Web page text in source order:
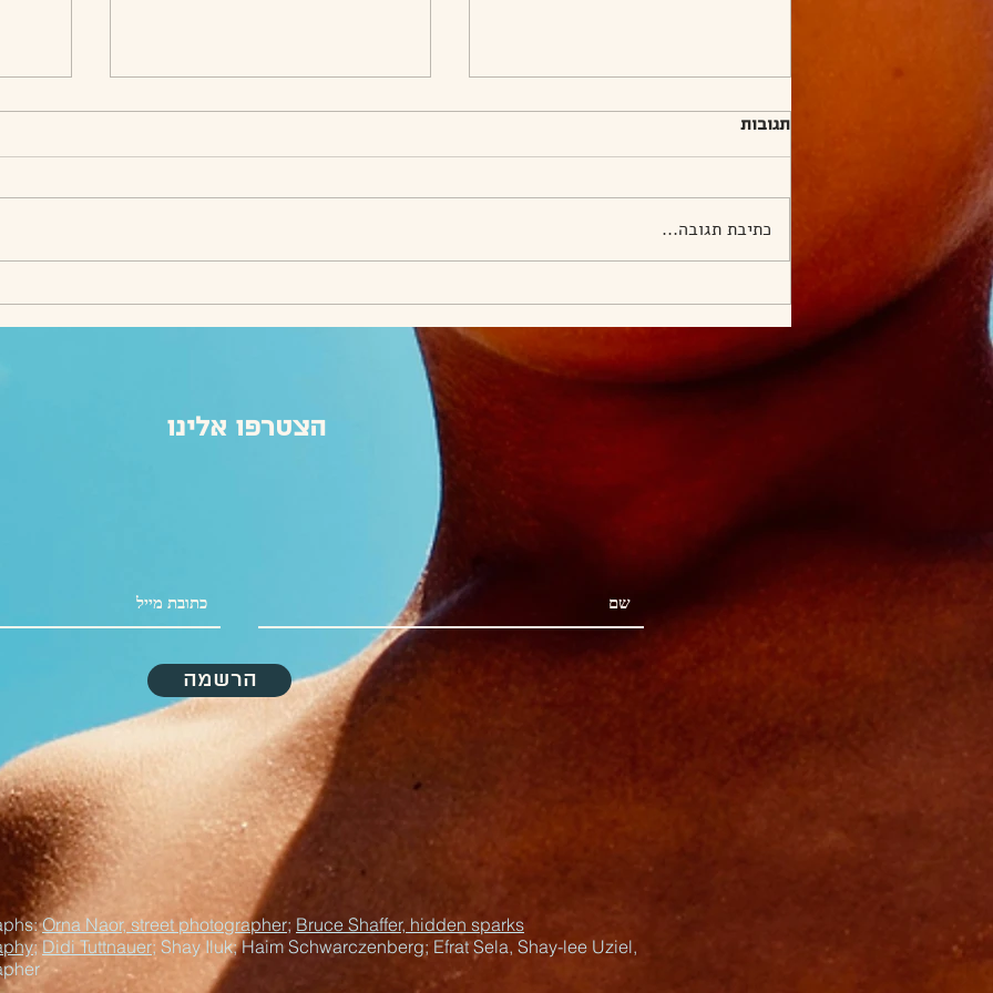
חווארה והסביבה, 11.9.23
בורין, 7.9.23 בורין,
תגובות
כתיבת תגובה...
הצטרפו אלינו
הרשמה
Orna Naor, street photographer; Bruce Shaffer, hidden sparks
;Didi Tuttnauer; Shay Iluk; Haim Schwarczenberg; Efrat Sela, Shay-lee Uziel,